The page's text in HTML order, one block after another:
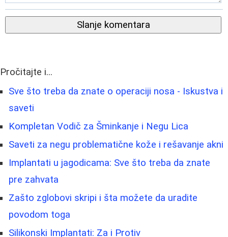
Slanje komentara
Pročitajte i...
Sve što treba da znate o operaciji nosa - Iskustva i
saveti
Kompletan Vodič za Šminkanje i Negu Lica
Saveti za negu problematične kože i rešavanje akni
Implantati u jagodicama: Sve što treba da znate
pre zahvata
Zašto zglobovi skripi i šta možete da uradite
povodom toga
Silikonski Implantati: Za i Protiv